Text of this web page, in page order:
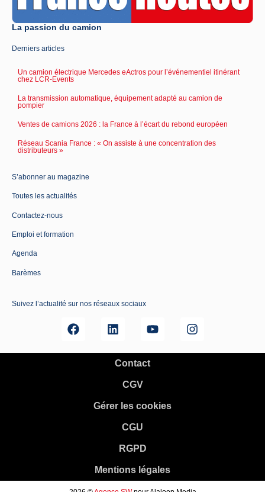
La passion du camion
Derniers articles
Un camion électrique Mercedes eActros pour l’événementiel itinérant
chez LCR-Events
La transmission automatique, équipement adapté au camion de
pompier
Ventes de camions 2026 : la France à l’écart du rebond européen
Réseau Scania France : « On assiste à une concentration des
distributeurs »
S’abonner au magazine
Toutes les actualités
Contactez-nous
Emploi et formation
Agenda
Barèmes
Suivez l’actualité sur nos réseaux sociaux
Contact
CGV
Gérer les cookies
CGU
RGPD
Mentions légales